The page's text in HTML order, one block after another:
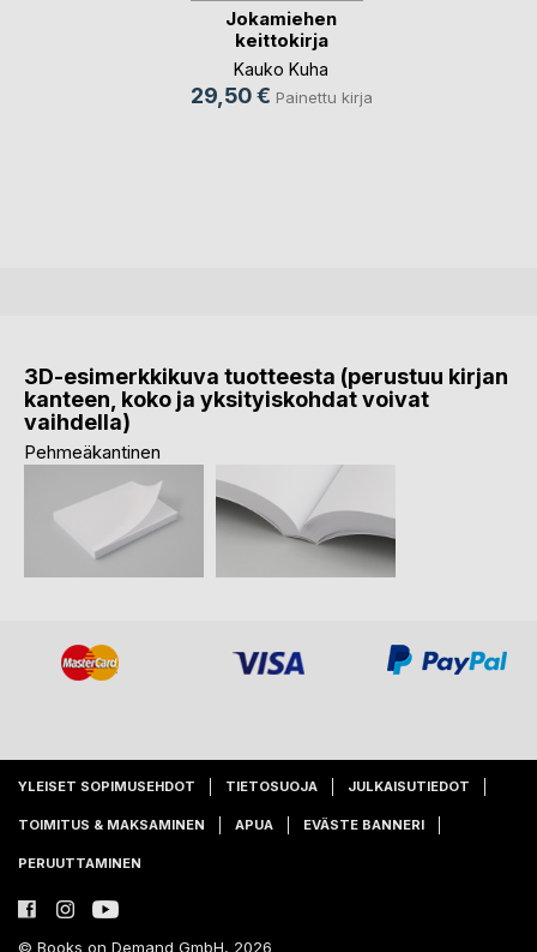
Jokamiehen
keittokirja
Kauko Kuha
29,50 € Painettu kirja
3D-esimerkkikuva tuotteesta (perustuu kirjan
kanteen, koko ja yksityiskohdat voivat
vaihdella)
Pehmeäkantinen
YLEISET SOPIMUSEHDOT TIETOSUOJA JULKAISUTIEDOT
TOIMITUS & MAKSAMINEN APUA EVÄSTE BANNERI
PERUUTTAMINEN
© Books on Demand GmbH, 2026